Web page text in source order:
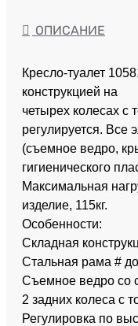
ОПИСАНИЕ
Кресло-туалет
конструкцией на
четырех колесах с
регулируется. Все
(съемное ведро,
гигиенического
Максимальная
изделие, 115кг.
Особенности:
Складная
Стальная рама #
Съемное ведро со
2 задних колеса с
Регулировка по